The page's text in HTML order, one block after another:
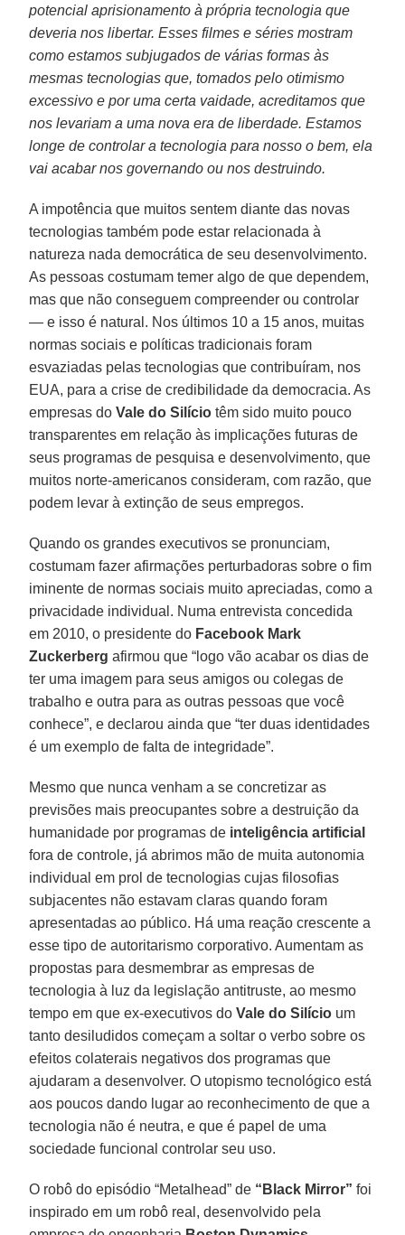
potencial aprisionamento à própria tecnologia que
deveria nos libertar. Esses filmes e séries mostram
como estamos subjugados de várias formas às
mesmas tecnologias que, tomados pelo otimismo
excessivo e por uma certa vaidade, acreditamos que
nos levariam a uma nova era de liberdade. Estamos
longe de controlar a tecnologia para nosso o bem, ela
vai acabar nos governando ou nos destruindo.
A impotência que muitos sentem diante das novas
tecnologias também pode estar relacionada à
natureza nada democrática de seu desenvolvimento.
As pessoas costumam temer algo de que dependem,
mas que não conseguem compreender ou controlar
— e isso é natural. Nos últimos 10 a 15 anos, muitas
normas sociais e políticas tradicionais foram
esvaziadas pelas tecnologias que contribuíram, nos
EUA, para a crise de credibilidade da democracia. As
empresas doVale do Silício têm sido muito pouco
transparentes em relação às implicações futuras de
seus programas de pesquisa e desenvolvimento, que
muitos norte-americanos consideram, com razão, que
podem levar à extinção de seus empregos.
Quando os grandes executivos se pronunciam,
costumam fazer afirmações perturbadoras sobre o fim
iminente de normas sociais muito apreciadas, como a
privacidade individual. Numa entrevista concedida
em 2010, o presidente do Facebook Mark
Zuckerberg afirmou que “logo vão acabar os dias de
ter uma imagem para seus amigos ou colegas de
trabalho e outra para as outras pessoas que você
conhece”, e declarou ainda que “ter duas identidades
é um exemplo de falta de integridade”.
Mesmo que nunca venham a se concretizar as
previsões mais preocupantes sobre a destruição da
humanidade por programas de inteligência artificial
fora de controle, já abrimos mão de muita autonomia
individual em prol de tecnologias cujas filosofias
subjacentes não estavam claras quando foram
apresentadas ao público. Há uma reação crescente a
esse tipo de autoritarismo corporativo. Aumentam as
propostas para desmembrar as empresas de
tecnologia à luz da legislação antitruste, ao mesmo
tempo em que ex-executivos doVale do Silício um
tanto desiludidos começam a soltar o verbo sobre os
efeitos colaterais negativos dos programas que
ajudaram a desenvolver. O utopismo tecnológico está
aos poucos dando lugar ao reconhecimento de que a
tecnologia não é neutra, e que é papel de uma
sociedade funcional controlar seu uso.
O robô do episódio “Metalhead” de “Black Mirror” foi
inspirado em um robô real, desenvolvido pela